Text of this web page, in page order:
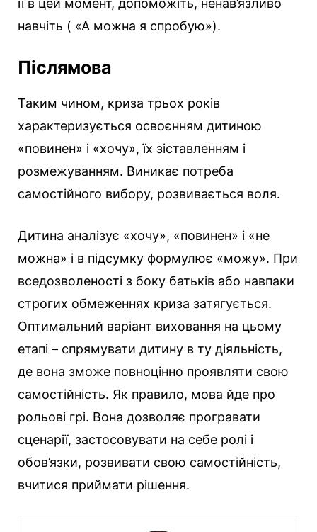
навчіть ( «А можна я спробую»).
Післямова
Таким чином, криза трьох років
характеризується освоєнням дитиною
«повинен» і «хочу», їх зіставленням і
розмежуванням. Виникає потреба
самостійного вибору, розвивається воля.
Дитина аналізує «хочу», «повинен» і «не
можна» і в підсумку формулює «можу». При
вседозволеності з боку батьків або навпаки
строгих обмеженнях криза затягується.
Оптимальний варіант виховання на цьому
етапі – спрямувати дитину в ту діяльність,
де вона зможе повноцінно проявляти свою
самостійність. Як правило, мова йде про
рольові грі. Вона дозволяє програвати
сценарії, застосовувати на себе ролі і
обов’язки, розвивати свою самостійність,
вчитися приймати рішення.